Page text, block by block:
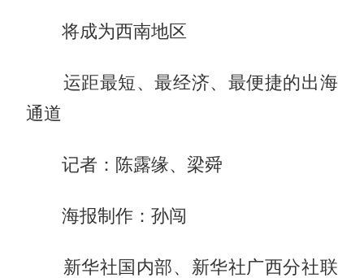
将成为西南地区
运距最短、最经济、最便捷的出海
通道
记者：陈露缘、梁舜
海报制作：孙闯
新华社国内部、新华社广西分社联